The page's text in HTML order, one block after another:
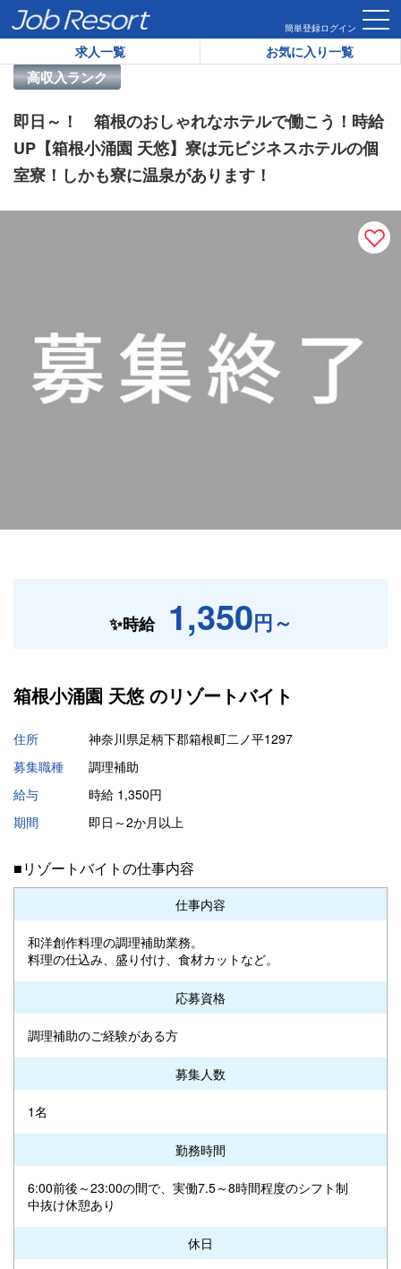
簡単登録ログイン
求人一覧 お気に入り一覧
HOME 求人一覧 即日～！ 箱根のおしゃれなホテルで働こう
高収入ランク
リゾートバイト求人番号：
即日～！ 箱根のおしゃれなホテルで働こう！時給
UP【箱根小涌園 天悠】寮は元ビジネスホテルの個
室寮！しかも寮に温泉があります！
✨時給 1,350円～
箱根小涌園 天悠 のリゾートバイト
住所
神奈川県足柄下郡箱根町二ノ平1297
募集職種
調理補助
給与
時給 1,350円
期間
即日～2か月以上
■リゾートバイトの仕事内容
仕事内容
和洋創作料理の調理補助業務。
料理の仕込み、盛り付け、食材カットなど。
応募資格
調理補助のご経験がある方
募集人数
1名
勤務時間
6:00前後～23:00の間で、実働7.5～8時間程度のシフト制
中抜け休憩あり
休日